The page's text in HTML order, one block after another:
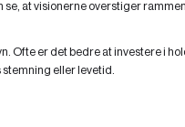
at visionerne overstiger
Ofte er det bedre at investere i
eller levetid.